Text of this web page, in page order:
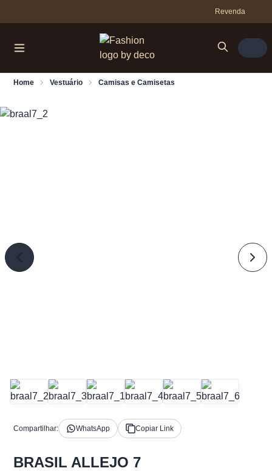
Revenda
Home Vestuário Camisas e Camisetas
Compartilhar: WhatsApp Copiar Link
BRASIL ALLEJO 7